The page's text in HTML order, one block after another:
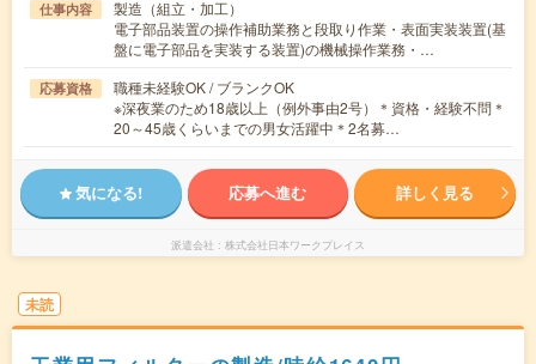
仕事内容
製造（組立・加工）
電子部品装置の操作補助業務と段取り作業・表面実装装置(基
盤に電子部品を実装する装置)の機械操作業務・…
応募資格
職種未経験OK / ブランクOK
※深夜業のため18歳以上（例外事由2号）＊資格・経験不問＊
20～45歳くらいまでの男女活躍中＊2名募…
気になる! 応募へ進む 詳しく見る
派遣会社 株式会社日本ワークプレイス
未読